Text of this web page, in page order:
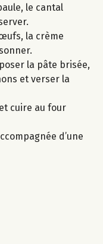
le cantal
la crème
la pâte brisée,
et verser la
cuire au four
d’une